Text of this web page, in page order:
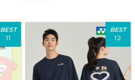
BEST
11
BEST
12